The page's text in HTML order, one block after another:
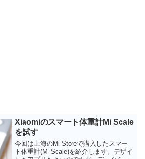
Xiaomiのスマート体重計Mi Scale
を試す
今回は上海のMi Storeで購入したスマー
ト体重計(Mi Scale)を紹介します。デザイ